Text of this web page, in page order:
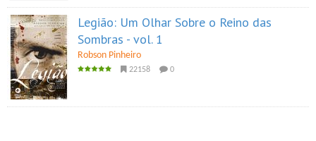
Legião: Um Olhar Sobre o Reino das
Sombras - vol. 1
Robson Pinheiro
22158 0